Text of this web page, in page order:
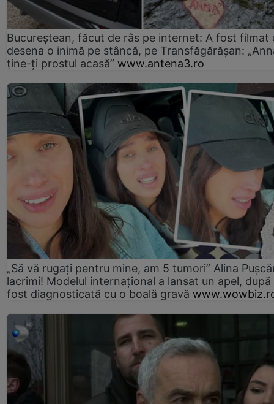
Bucureștean, făcut de râs pe internet: A fost filmat
desena o inimă pe stâncă, pe Transfăgărășan:
ține-ți prostul acasă” www.antena3.ro
„Să vă rugați pentru mine, am 5 tumori” Alina
lacrimi! Modelul internațional a lansat un apel, după
fost diagnosticată cu o boală gravă